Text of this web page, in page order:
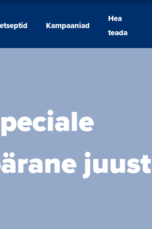
Kampaaniad
Hea
teada
Kampaaniad
teada
juust